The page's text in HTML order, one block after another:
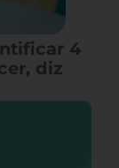
4
diz